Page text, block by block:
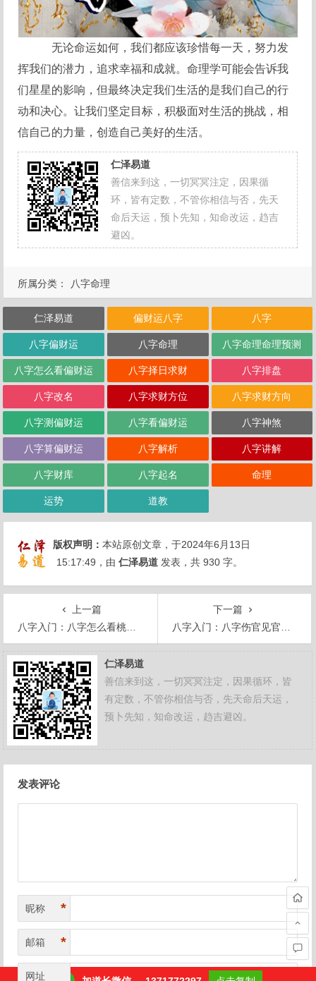
无论命运如何，我们都应该珍惜每一天，努力发
挥我们的潜力，追求幸福和成就。命理学可能会告诉我
们星星的影响，但最终决定我们生活的是我们自己的行
动和决心。让我们坚定目标，积极面对生活的挑战，相
信自己的力量，创造自己美好的生活。
仁泽易道
善信来到这，一切冥冥注定，因果循
环，皆有定数，不管你相信与否，先天
命后天运，预卜先知，知命改运，趋吉
避凶。
所属分类： 八字命理
仁泽易道 偏财运八字 八字
八字偏财运 八字命理 八字命理命理预测
八字怎么看偏财运 八字择日求财 八字排盘
八字改名 八字求财方位 八字求财方向
八字测偏财运 八字看偏财运 八字神煞
八字算偏财运 八字解析 八字讲解
八字财库 八字起名 命理
运势 道教
版权声明：本站原创文章，于2024年6月13日
15:17:49 ，由仁泽易道 发表，共 930 字。
上一篇
八字入门：八字怎么看桃花？
下一篇
八字入门：八字伤官见官如何化解？
仁泽易道
善信来到这，一切冥冥注定，因果循环，皆
有定数，不管你相信与否，先天命后天运，
预卜先知，知命改运，趋吉避凶。
发表评论
昵称 *
邮箱 *
网址